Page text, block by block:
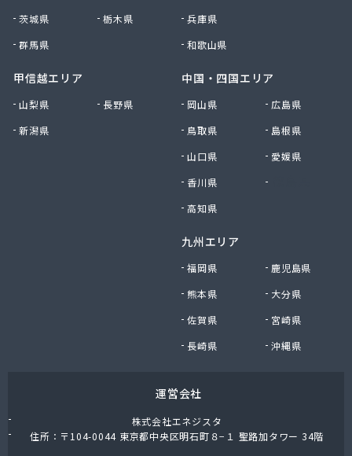
茨城県
栃木県
群馬県
甲信越エリア
山梨県
長野県
新潟県
兵庫県
和歌山県
中国・四国エリア
岡山県
広島県
鳥取県
島根県
山口県
愛媛県
香川県
高知県
九州エリア
福岡県
鹿児島県
熊本県
大分県
佐賀県
宮崎県
長崎県
沖縄県
運営会社
株式会社エネジスタ
住所：〒104-0044 東京都中央区明石町８−１ 聖路加タワー 34階